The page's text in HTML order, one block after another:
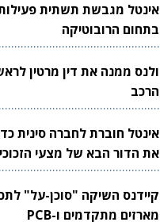
אינטל מגבשת תשתית פעילות
בתחום הרובוטיקה
ולנס ממנה את דין מרטין
הרכב
אינטל חוברת לחברה סינית
את הדור הבא של מצעי
לשבבים
קיידנס השיקה "סוכן-על"
מארזים מתקדמים ו-PCB